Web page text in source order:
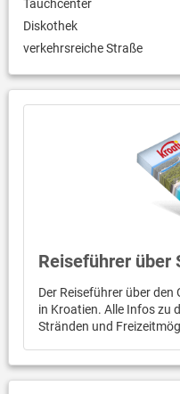
Tauchcenter
Diskothek
verkehrsreiche Straße
Reiseführer über
Der Reiseführer über
in Kroatien. Alle Infos zu
Stränden und